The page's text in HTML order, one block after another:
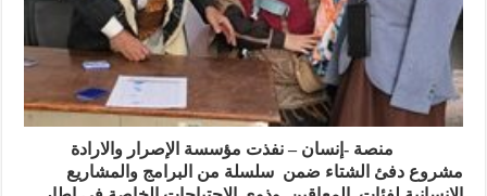
للمعاقين
وذوي
الاحتياجات
الخاصة
مغلقة
منصة -إنسان – نفذت مؤسسة الإصرار والارادة
مشروع دفئ الشتاء ضمن سلسلة من البرامج والمشاريع